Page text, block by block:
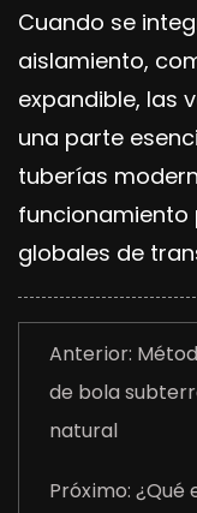
Cuando se
aislamiento,
expandible, las
una parte
tuberías
funcionamiento
globales de
Anterior:
de bola
natural
Próximo: